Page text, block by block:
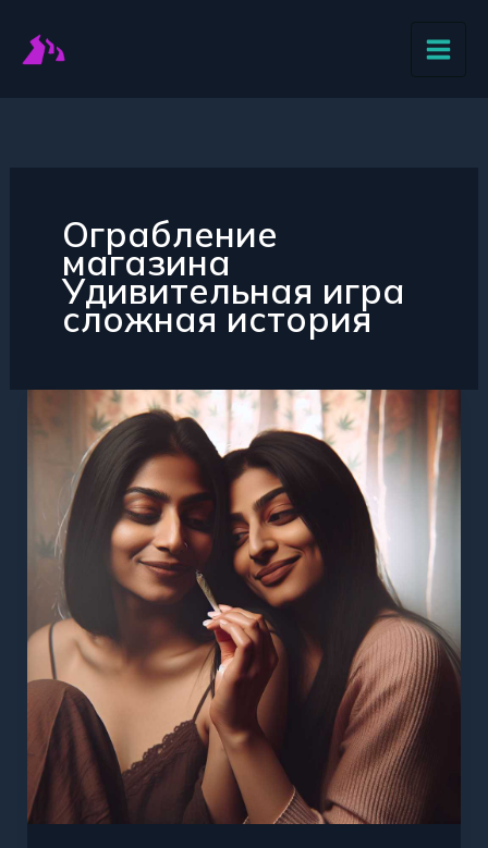
содержимому
Ограбление
магазина
Удивительная игра
сложная история
Лучшая
игра
Ограбление
магазина
как
преодолеть
ограничения
тайтлов